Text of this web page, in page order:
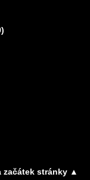
začátek stránky ▲